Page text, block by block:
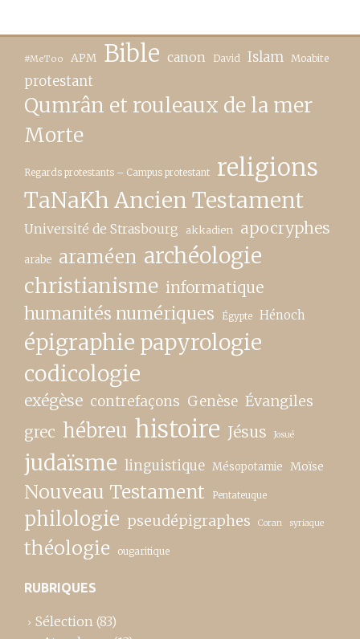
#MeToo APM Bible canon David Islam Moabite
protestant
Qumrân et rouleaux de la mer
Morte
Regards protestants – Campus protestant religions
TaNaKh Ancien Testament
Université de Strasbourg akkadien apocryphes
arabe araméen archéologie
christianisme informatique
humanités numériques Égypte Hénoch
épigraphie papyrologie
codicologie
exégèse contrefaçons Genèse Évangiles
grec hébreu histoire Jésus Josué
judaïsme linguistique Mésopotamie Moïse
Nouveau Testament Pentateuque
philologie pseudépigraphes Coran syriaque
théologie ougaritique
RUBRIQUES
Sélection (83)